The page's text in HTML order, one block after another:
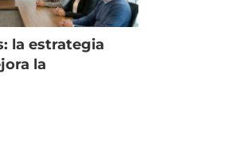
la estrategia
la